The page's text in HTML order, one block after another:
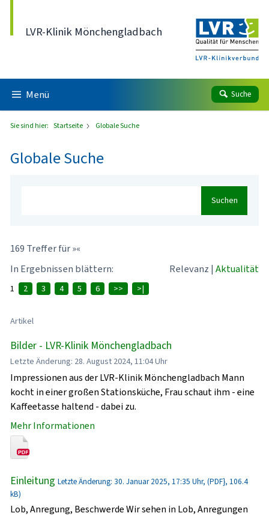
LVR-Klinik Mönchengladbach
Menü Suche
Sie sind hier: Startseite Globale Suche
Globale Suche
Suchen
169 Treffer für »«
In Ergebnissen blättern:
Relevanz | Aktualität
1 2 3 4 5 6 >> >|
Artikel
Bilder - LVR-Klinik Mönchengladbach
Letzte Änderung: 28. August 2024, 11:04 Uhr
Impressionen aus der LVR-Klinik Mönchengladbach Mann
kocht in einer großen Stationsküche, Frau schaut ihm - eine
Kaffeetasse haltend - dabei zu.
Mehr Informationen
Einleitung Letzte Änderung: 30. Januar 2025, 17:35 Uhr, (PDF}, 106.4
kB)
Lob, Anregung, Beschwerde Wir sehen in Lob, Anregungen